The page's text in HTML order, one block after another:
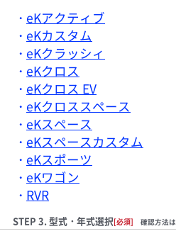
eKアクティブ
eKカスタム
eKクラッシィ
eKクロス
eKクロス EV
eKクロススペース
eKスペース
eKスペースカスタム
eKスポーツ
eKワゴン
RVR
STEP 3. 型式・年式選択[必須] 確認方法は